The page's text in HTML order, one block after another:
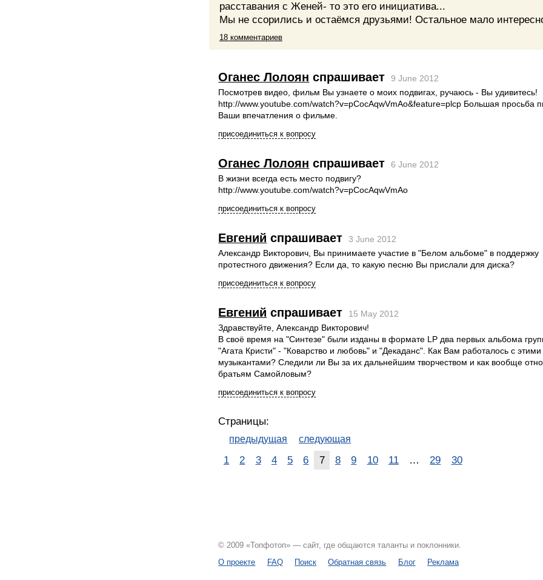
расставания с Женей- то это его инициатива...
Мы не ссорились и остаёмся друзьями! Остальное мало
18 комментариев
Оганес Лолоян спрашивает
9 June 2012
Посмотрев видео, фильм Вы узнаете о моих подвигах, ручаюсь - Вы удивитесь!
http://www.youtube.com/watch?v=pCocAqwVmAo&feature=plcp Большая просьба
Ваши впечатления о фильме.
присоединиться к вопросу
Оганес Лолоян спрашивает
6 June 2012
В жизни всегда есть место подвигу?
http://www.youtube.com/watch?v=pCocAqwVmAo
присоединиться к вопросу
Евгений спрашивает
3 June 2012
Александр Викторович, Вы принимаете участие в "Белом альбоме" в поддержку
протестного движения? Если да, то какую песню Вы прислали для диска?
присоединиться к вопросу
Евгений спрашивает
15 May 2012
Здравствуйте, Александр Викторович!
В своё время на "Синтезе" были изданы в формате LP два первых альбома
"Агата Кристи" - "Коварство и любовь" и "Декаданс". Как Вам работалось с этими
музыкантами? Следили ли Вы за их дальнейшим творчеством и как вообще
братьям Самойловым?
присоединиться к вопросу
Страницы:
предыдущая следующая
1 2 3 4 5 6 7 8 9 10 11 … 29 30
© 2009 «Топфотоп» — сайт, где общаются таланты и поклонники.
О проекте
FAQ Поиск Обратная связь Блог Реклама